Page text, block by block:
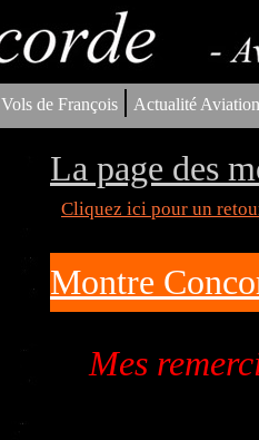
Vols de François | Actualité
La page des
Cliquez ici pour un
Montre
Mes